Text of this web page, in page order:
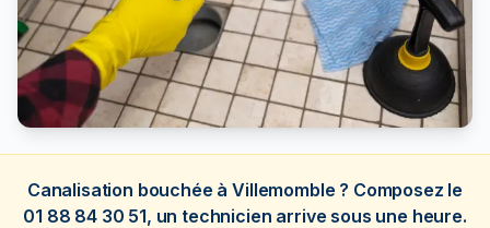
Canalisation bouchée à Villemomble ? Composez le
01 88 84 30 51, un technicien arrive sous une heure.